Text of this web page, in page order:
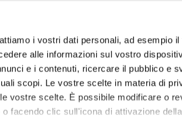
i vostri dati personali, ad esempio
alle informazioni sul vostro
e i contenuti, ricercare il pubblico e
scopi. Le vostre scelte in materia di
vostre scelte. È possibile modificare o
facendo clic sull'icona di attivazione